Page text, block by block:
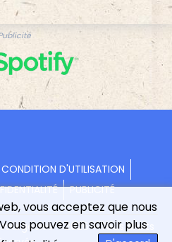
vous acceptez que nous
pouvez en savoir plus
CONDITION D'UTILISATION
PUBLICITÉ
- 2026 - Tous droits